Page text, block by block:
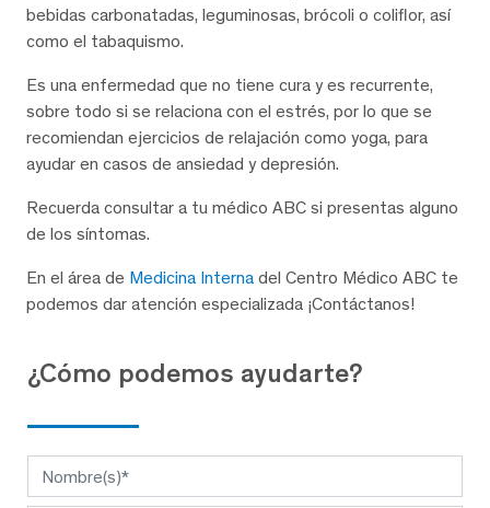
bebidas carbonatadas, leguminosas, brócoli o coliflor, así
como el tabaquismo.
Es una enfermedad que no tiene cura y es recurrente,
sobre todo si se relaciona con el estrés, por lo que se
recomiendan ejercicios de relajación como yoga, para
ayudar en casos de ansiedad y depresión.
Recuerda consultar a tu médico ABC si presentas alguno
de los síntomas.
En el área de Medicina Interna del Centro Médico ABC te
podemos dar atención especializada ¡Contáctanos!
¿Cómo podemos ayudarte?